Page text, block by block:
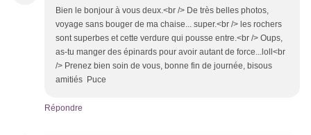
Bien le bonjour à vous deux.<br /> De très belles photos,
voyage sans bouger de ma chaise... super.<br /> les rochers
sont superbes et cette verdure qui pousse entre.<br /> Oups,
as-tu manger des épinards pour avoir autant de force...loll<br
/> Prenez bien soin de vous, bonne fin de journée, bisous
amitiés Puce
Répondre